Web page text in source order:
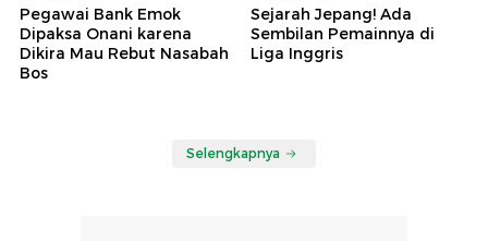
Pegawai Bank Emok
Dipaksa Onani karena
Dikira Mau Rebut Nasabah
Bos
Sejarah Jepang! Ada
Sembilan Pemainnya di
Liga Inggris
Selengkapnya